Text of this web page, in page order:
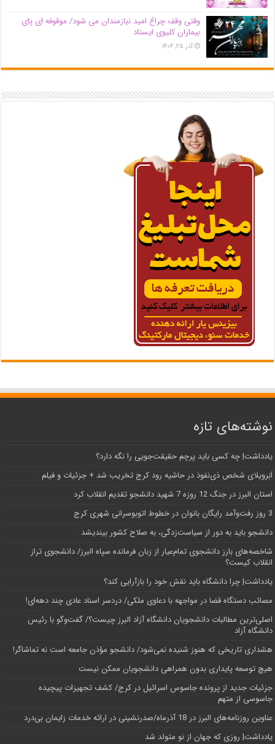
وقتی وقف چراغ امید نیازمندان می شود/ موقوفه ای پای
بیماران کلیوی ایستاد
آذر ۲۵, ۱۴۰۴
نوشته‌های تازه
یادداشت| ‌چه کسی باید پرچم حقیقت‌جویی را نگه دارد؟
اَبَر‌ویلای شخص ذی‌نفوذ در حاشیه‌ رود کرج تخریب شد + جزئیات و فیلم
استان البرز در جنگ 12 روزه 7 شهید دانشجو تقدیم انقلاب کرد
3 روز رفت‌وآمد رایگان بانوان در خطوط اتوبوسرانی شهری کرج
دانشجو باید به دور از سیاست‌زدگی، به صلاح کشور بیندیشد
شاخصه‌های بارز دانشجوی تمام‌عیار از زبان فرمانده سپاه البرز/ دانشجوی تراز
انقلاب کیست؟
یادداشت| چرا دانشگاه باید نقش خود را بازآرایی کند؟
مصائب دستگاه قضا در مواجهه با دعاوی ملکی/ دردسر اسناد عادی چند‌ دهه‌ای!
اصلی‌ترین مطالبات دانشجویان دانشگاه آزاد البرز چیست؟/ گفت‌وگو با رئیس
دانشگاه آز‌اد
هشداری تاریخی که هنوز شنیده نمی‌شود/ دانشجو مؤذن جامعه است نه تماشاگر!
هیچ توسعه پایداری بدون همراهی دانشجویان ممکن نیست
جزئیات جدید از پرونده جاسوس اسرائیل در کرج/‌ کشف تجهیزات پیچیده
جاسوسی از متهم
عناوین روزنامه‌های البرز در ‌18 آذرماه/صدرنشینی در ارائه خدمات زایمان بی‌درد
یادداشت| روزی که جهان از نو متولد شد